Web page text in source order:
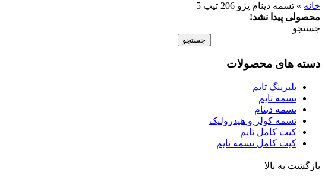
خانه » تسمه دینام پژو 206 تیپ 5
محصولی پیدا نشد!
جستجو
جستجو
دسته های محصولات
بلبرینگ تایم
تسمه تایم
تسمه دینام
تسمه کولر و هیدرولیک
کیت کامل تایم
کیت کامل تسمه تایم
بازگشت به بالا